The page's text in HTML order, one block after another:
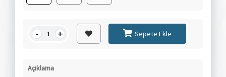
- + Sepete Ekle
Açıklama